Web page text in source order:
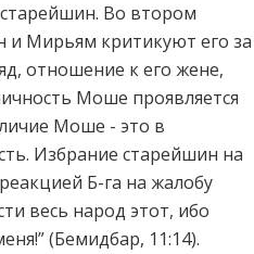
Во втором
и Мирьям критикуют его за
отношение к его жене,
Моше проявляется
Моше - это в
Избрание старейшин на
Б-га на жалобу
весь народ этот, ибо
(Бемидбар, 11:14).